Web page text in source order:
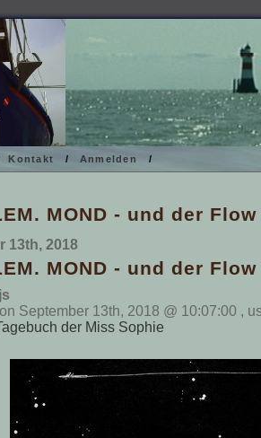
Kontakt / Anmelden /
MOND - und der Flow
13th, 2018
MOND - und der Flow
js
September 13th, 2018 @ 10:07:00 ,
der Miss Sophie